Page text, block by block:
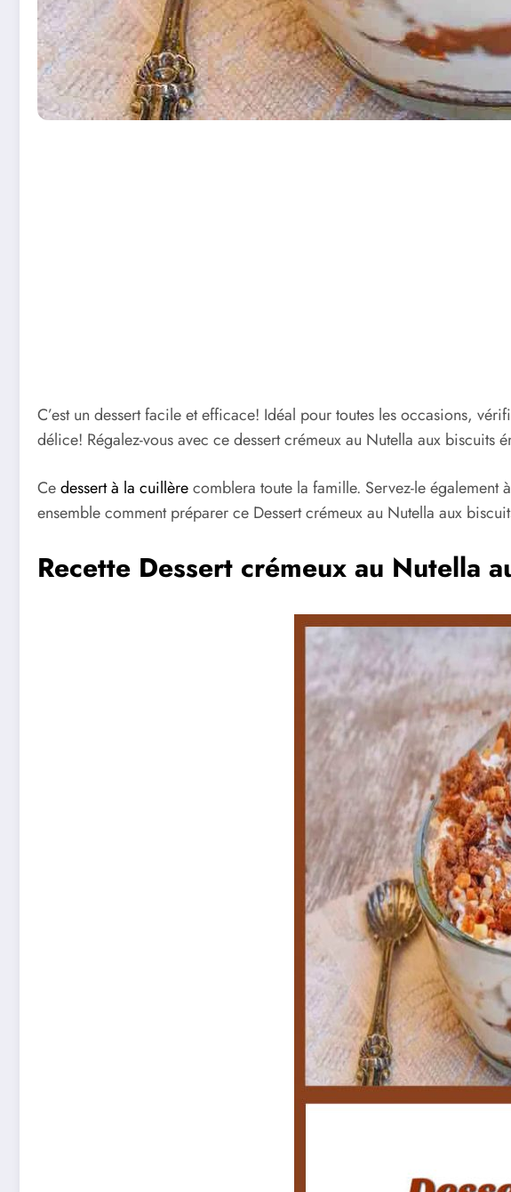
C’est un dessert facile et efficace! Idéal pour toutes les occasions,
délice! Régalez-vous avec ce dessert crémeux au Nutella aux
Cedessert à la cuillèrecomblera toute la famille. Servez-le
ensemble comment préparer ce Dessert crémeux au Nutella aux
Recette Dessert crémeux au Nutella